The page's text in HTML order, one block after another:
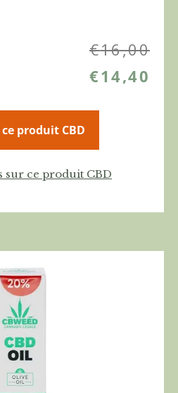
€16,00
€14,40
produit CBD
sur ce produit CBD